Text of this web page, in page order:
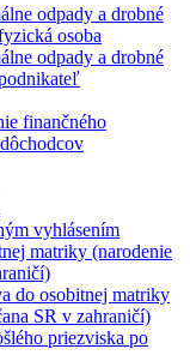
odpady a drobné
osoba
odpady a drobné
finančného
vyhlásením
matriky (narodenie
do osobitnej matriky
SR v zahraničí)
priezviska po